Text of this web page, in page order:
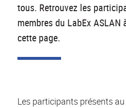
tous. Retrouvez les
membres du LabEx
cette page.
Les participants présents